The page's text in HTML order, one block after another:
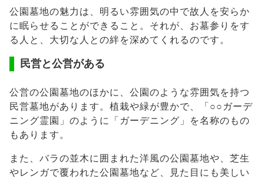
公園墓地の魅力は、明るい雰囲気の中で故人を安らか
に眠らせることができること。それが、お墓参りをす
る人と、大切な人との絆を深めてくれるのです。
民営と公営がある
公営の公園墓地のほかに、公園のような雰囲気を持つ
民営墓地があります。植栽や緑が豊かで、「○○ガーデ
ニング霊園」のように「ガーデニング」を名称のもの
もあります。
また、バラの並木に囲まれた洋風の公園墓地や、芝生
やレンガで覆われた公園墓地など、見た目にも美しい